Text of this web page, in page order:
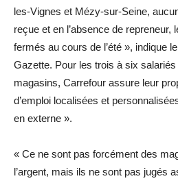
les-Vignes et Mézy-sur-Seine,
reçue et en l’absence de repreneur,
fermés au cours de l’été », indique
Gazette. Pour les trois à six
magasins, Carrefour assure leur
d’emploi localisées et
en externe ».
« Ce ne sont pas forcément des
l’argent, mais ils ne sont pas jugés